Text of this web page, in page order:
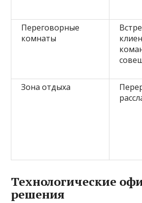
Переговорные
комнаты
Зона отдыха
Технологические
решения